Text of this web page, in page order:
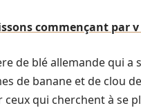
commençant par
de blé allemande qui
de banane et de clou
qui cherchent à se